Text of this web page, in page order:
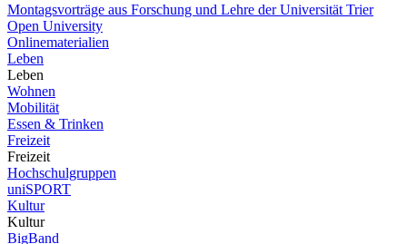
Montagsvorträge aus Forschung und Lehre der Universität Trier
Open University
Onlinematerialien
Leben
Leben
Wohnen
Mobilität
Essen & Trinken
Freizeit
Freizeit
Hochschulgruppen
uniSPORT
Kultur
Kultur
BigBand